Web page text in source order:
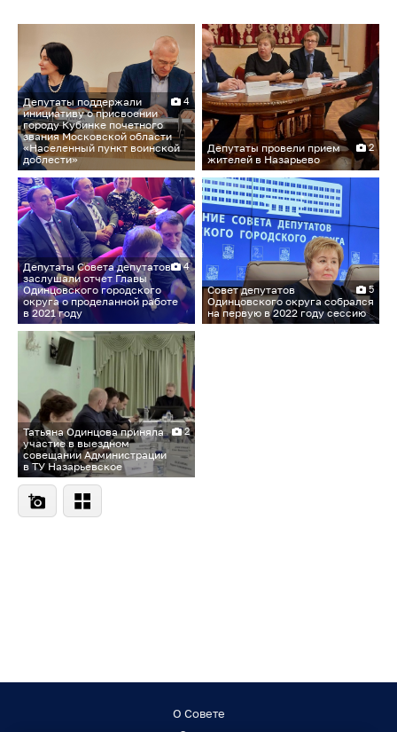
4
Депутаты поддержали
инициативу о присвоении
городу Кубинке почетного
звания Московской области
«Населенный пункт воинской
доблести»
2
Депутаты провели прием
жителей в Назарьево
4
Депутаты Совета депутатов
заслушали отчет Главы
Одинцовского городского
округа о проделанной работе
в 2021 году
5
Совет депутатов
Одинцовского округа собрался
на первую в 2022 году сессию
2
Татьяна Одинцова приняла
участие в выездном
совещании Администрации
в ТУ Назарьевское
О Совете